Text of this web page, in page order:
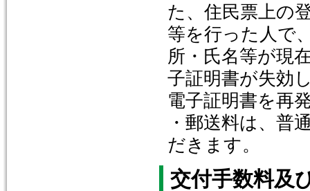
た、住民票上の
等を行った人で
所・氏名等が現
子証明書が失効
電子証明書を再
・郵送料は、普
だきます。
交付手数料及